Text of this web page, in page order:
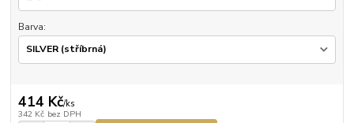
Barva:
414 Kč/ks
342 Kč bez DPH